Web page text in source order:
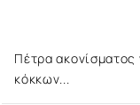
Πέτρα ακονίσματος
κόκκων...